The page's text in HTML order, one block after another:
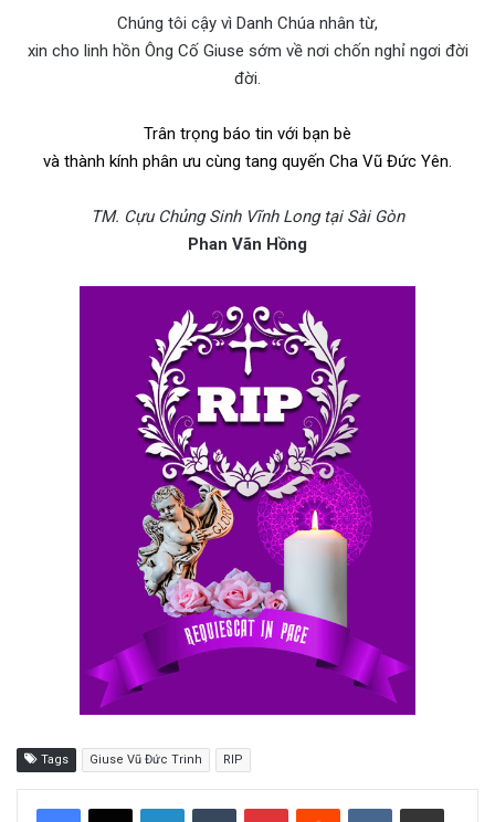
Chúng tôi cậy vì Danh Chúa nhân từ,
xin cho linh hồn Ông Cố Giuse sớm về nơi chốn nghỉ ngơi đời
đời.
Trân trọng báo tin với bạn bè
và thành kính phân ưu cùng tang quyến Cha Vũ Đức Yên.
TM. Cựu Chủng Sinh Vĩnh Long tại Sài Gòn
Phan Vãn Hồng
Tags Giuse Vũ Đức Trinh RIP